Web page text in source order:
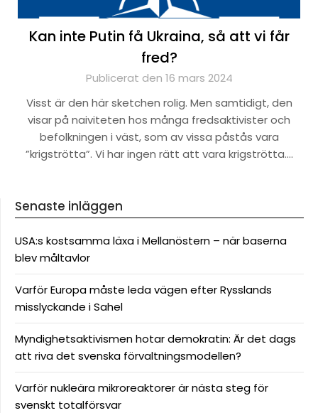
Kan inte Putin få Ukraina, så att vi får
fred?
Publicerat den 16 mars 2024
Visst är den här sketchen rolig. Men samtidigt, den
visar på naiviteten hos många fredsaktivister och
befolkningen i väst, som av vissa påstås vara
”krigströtta”. Vi har ingen rätt att vara krigströtta….
Senaste inläggen
USA:s kostsamma läxa i Mellanöstern – när baserna
blev måltavlor
Varför Europa måste leda vägen efter Rysslands
misslyckande i Sahel
Myndighetsaktivismen hotar demokratin: Är det dags
att riva det svenska förvaltningsmodellen?
Varför nukleära mikroreaktorer är nästa steg för
svenskt totalförsvar